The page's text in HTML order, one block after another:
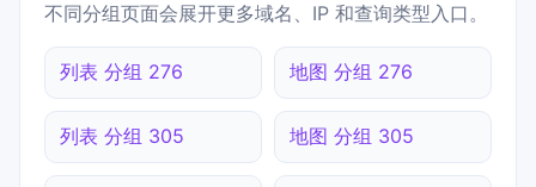
不同分组页面会展开更多域名、IP 和查询类型入口。
列表 分组 276 地图 分组 276
列表 分组 305 地图 分组 305